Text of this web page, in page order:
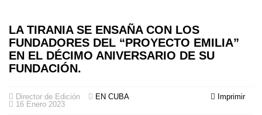
LA TIRANIA SE ENSAÑA CON LOS
FUNDADORES DEL “PROYECTO EMILIA”
EN EL DÉCIMO ANIVERSARIO DE SU
FUNDACIÓN.
Imprimir
Director de Edición
EN CUBA
16 Enero 2023